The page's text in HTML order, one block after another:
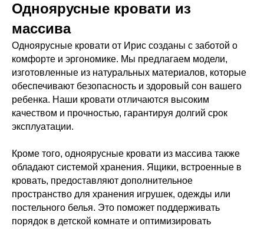
Одноярусные кровати из
массива
Одноярусные кровати от Ирис созданы с заботой о
комфорте и эргономике. Мы предлагаем модели,
изготовленные из натуральных материалов, которые
обеспечивают безопасность и здоровый сон вашего
ребенка. Наши кровати отличаются высоким
качеством и прочностью, гарантируя долгий срок
эксплуатации.
Кроме того, одноярусные кровати из массива также
обладают системой хранения. Ящики, встроенные в
кровать, предоставляют дополнительное
пространство для хранения игрушек, одежды или
постельного белья. Это поможет поддерживать
порядок в детской комнате и оптимизировать